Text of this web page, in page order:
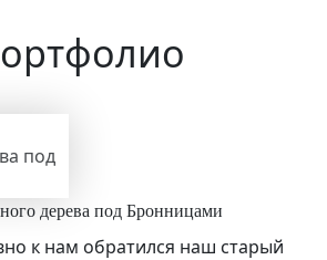
дерева под Бронницами
к нам обратился наш старый